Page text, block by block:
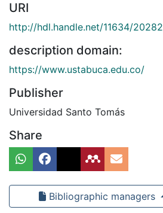
URI
http://hdl.handle.net/11634/20282
description domain:
https://www.ustabuca.edu.co/
Publisher
Universidad Santo Tomás
Share
Bibliographic managers